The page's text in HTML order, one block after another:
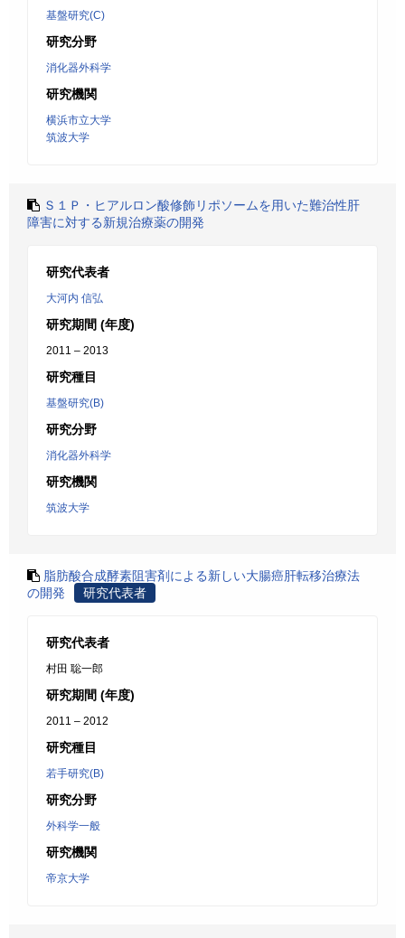
基盤研究(C)
研究分野
消化器外科学
研究機関
横浜市立大学
筑波大学
Ｓ１Ｐ・ヒアルロン酸修飾リポソームを用いた難治性肝
障害に対する新規治療薬の開発
研究代表者
大河内 信弘
研究期間 (年度)
2011 – 2013
研究種目
基盤研究(B)
研究分野
消化器外科学
研究機関
筑波大学
脂肪酸合成酵素阻害剤による新しい大腸癌肝転移治療法
の開発
研究代表者
研究代表者
村田 聡一郎
研究期間 (年度)
2011 – 2012
研究種目
若手研究(B)
研究分野
外科学一般
研究機関
帝京大学